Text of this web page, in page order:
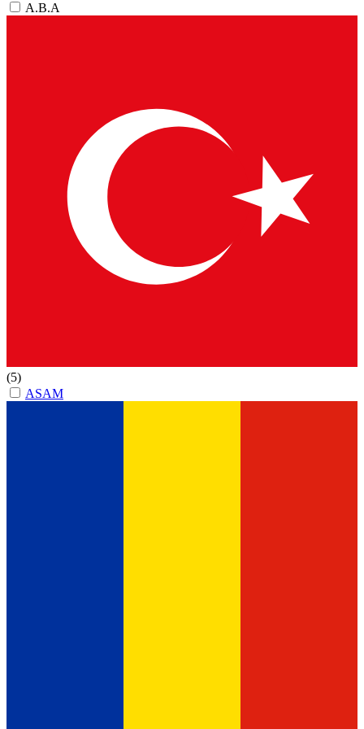
A.B.A
(5)
ASAM